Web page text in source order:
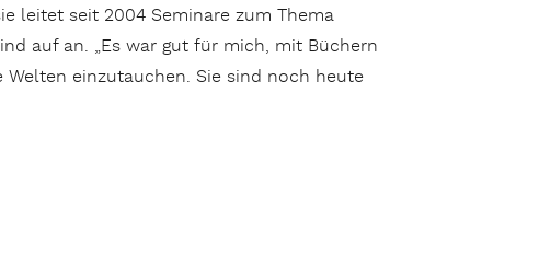
leitet seit 2004 Seminare zum Thema
auf an. „Es war gut für mich, mit Büchern
einzutauchen. Sie sind noch heute
Bibliothek für Kinder“